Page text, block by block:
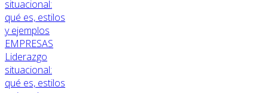
EMPRESAS
Liderazgo
situacional:
qué es, estilos